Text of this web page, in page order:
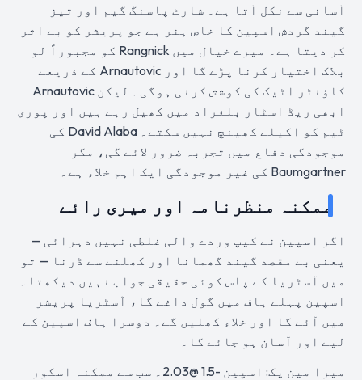
آسانی سے نکل آتا ہے۔ شارٹ پاسنگ گیم اور تیز
گیند گردش اسپین کا خاص ہنر ہے جو پریشر کو بے اثر
کر دیتا ہے۔ میرے خیال میں Rangnick کو مجبوراً لو
بلاک اختیار کرنا پڑے گا اور Arnautovic کے ذریعے
کاؤنٹر اٹیک کی کوشش کرنی ہوگی۔ لیکن Arnautovic
ابھی ریڈ اسٹار بلغراد میں کھیل رہے ہیں اور پوری
ٹیم کو اکیلے کھینچ نہیں سکتے۔ David Alaba کی
موجودگی دفاع میں تجربہ ضرور لائے گی، مگر
Baumgartner کی غیر موجودگی ایک اہم خلاء ہے۔
ممکنہ منظرنامہ اور میری رائے
اگر اسپین نے کیپ وردے والی غلطی نہیں دہرائی —
یعنی بے مقصد گیند گھمانا اور کھلنے سے ڈرنا — تو
میں آسٹریا کے پاس کوئی حقیقی جواب نہیں دیکھتا۔
اسپین پہلے ہاف میں گول داغے گا، آسٹریا پریشر
میں آئے گا اور خلاء کھلیں گے۔ دوسرا ہاف اسپین کے
لیے اور آسان ہو جائے گا۔
میرا مین پک: اسپین -1.5 @2.03۔ سب سے ممکنہ اسکور